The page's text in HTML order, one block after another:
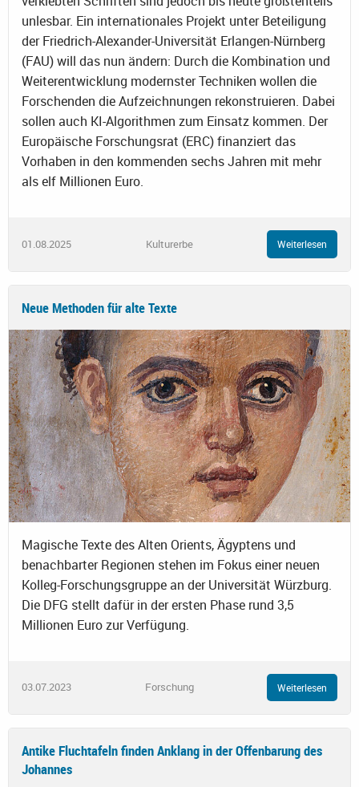
unlesbar. Ein internationales Projekt unter Beteiligung
der Friedrich-Alexander-Universität Erlangen-Nürnberg
(FAU) will das nun ändern: Durch die Kombination und
Weiterentwicklung modernster Techniken wollen die
Forschenden die Aufzeichnungen rekonstruieren. Dabei
sollen auch KI-Algorithmen zum Einsatz kommen. Der
Europäische Forschungsrat (ERC) finanziert das
Vorhaben in den kommenden sechs Jahren mit mehr
als elf Millionen Euro.
01.08.2025 Kulturerbe Weiterlesen
Neue Methoden für alte Texte
Magische Texte des Alten Orients, Ägyptens und
benachbarter Regionen stehen im Fokus einer neuen
Kolleg-Forschungsgruppe an der Universität Würzburg.
Die DFG stellt dafür in der ersten Phase rund 3,5
Millionen Euro zur Verfügung.
03.07.2023 Forschung Weiterlesen
Antike Fluchtafeln finden Anklang in der Offenbarung des
Johannes